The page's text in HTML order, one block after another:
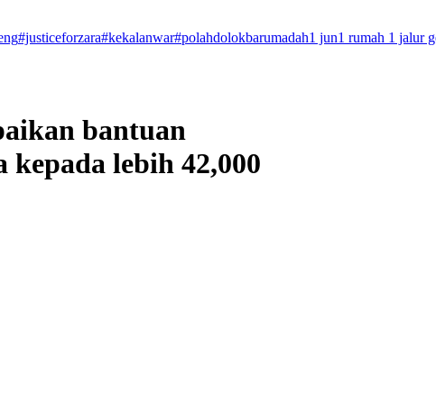
#justiceforzara#kekalanwar#polahdolokbarumadah1 jun1 rumah 1 jalur
bantuan
lebih 42,000